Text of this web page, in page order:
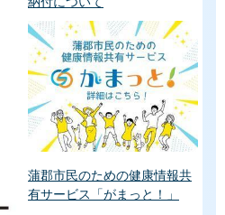
蒲郡市民のための健康情報共
有サービス「がまっと！」